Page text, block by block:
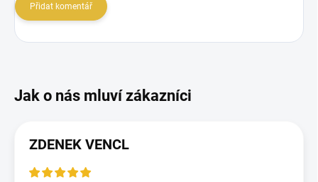
Přidat komentář
ZDENEK VENCL